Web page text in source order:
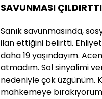
SAVUNMASI ÇILDIRTTI
Sanık savunmasında,
ilan ettiğini belirtti.
daha 19 yaşındayım.
atmadım. Sol sinyalimi
nedeniyle çok üzgünüm.
mahkemeye